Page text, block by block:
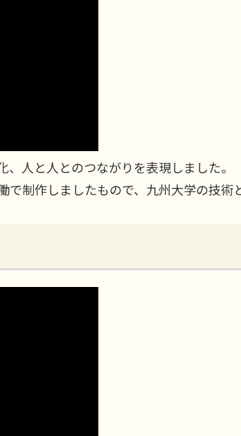
人と人とのつながりを表現しました。
で制作しましたもので、九州大学の技術